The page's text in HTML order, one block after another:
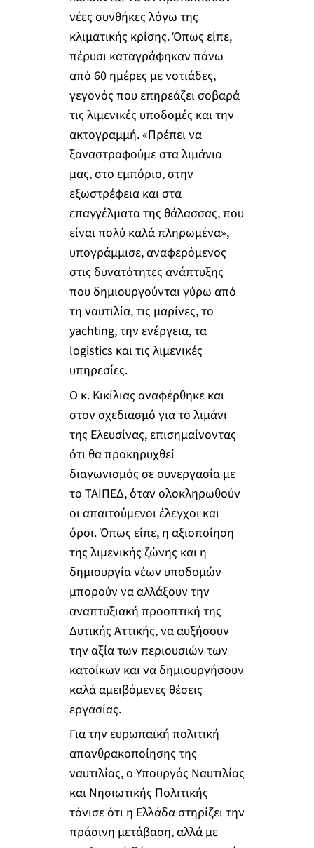
νέες συνθήκες λόγω της
κλιματικής κρίσης. Όπως είπε,
πέρυσι καταγράφηκαν πάνω
από 60 ημέρες με νοτιάδες,
γεγονός που επηρεάζει σοβαρά
τις λιμενικές υποδομές και την
ακτογραμμή. «Πρέπει να
ξαναστραφούμε στα λιμάνια
μας, στο εμπόριο, στην
εξωστρέφεια και στα
επαγγέλματα της θάλασσας, που
είναι πολύ καλά πληρωμένα»,
υπογράμμισε, αναφερόμενος
στις δυνατότητες ανάπτυξης
που δημιουργούνται γύρω από
τη ναυτιλία, τις μαρίνες, το
yachting, την ενέργεια, τα
logistics και τις λιμενικές
υπηρεσίες.
Ο κ. Κικίλιας αναφέρθηκε και
στον σχεδιασμό για το λιμάνι
της Ελευσίνας, επισημαίνοντας
ότι θα προκηρυχθεί
διαγωνισμός σε συνεργασία με
το ΤΑΙΠΕΔ, όταν ολοκληρωθούν
οι απαιτούμενοι έλεγχοι και
όροι. Όπως είπε, η αξιοποίηση
της λιμενικής ζώνης και η
δημιουργία νέων υποδομών
μπορούν να αλλάξουν την
αναπτυξιακή προοπτική της
Δυτικής Αττικής, να αυξήσουν
την αξία των περιουσιών των
κατοίκων και να δημιουργήσουν
καλά αμειβόμενες θέσεις
εργασίας.
Για την ευρωπαϊκή πολιτική
απανθρακοποίησης της
ναυτιλίας, ο Υπουργός Ναυτιλίας
και Νησιωτικής Πολιτικής
τόνισε ότι η Ελλάδα στηρίζει την
πράσινη μετάβαση, αλλά με